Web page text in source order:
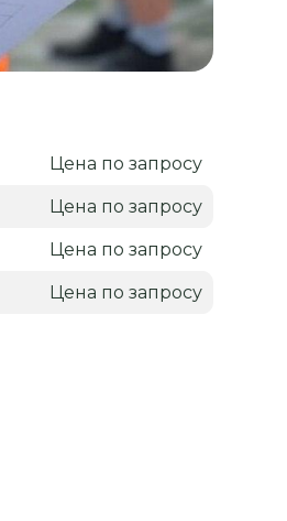
Цена по запросу
Цена по запросу
Цена по запросу
Цена по запросу